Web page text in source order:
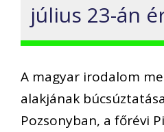
július 23-án
A magyar irodalom
alakjának
Pozsonyban, a főrévi